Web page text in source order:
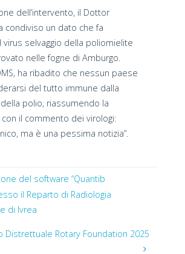
dell’intervento, il Dottor
condiviso un dato che fa
virus selvaggio della poliomielite
nelle fogne di Amburgo.
ha ribadito che nessun paese
del tutto immune dalla
polio, riassumendo la
il commento dei virologi:
ma è una pessima notizia”.
del software “Quantib
il Reparto di Radiologia
di Ivrea
Distrettuale Rotary Foundation 2025